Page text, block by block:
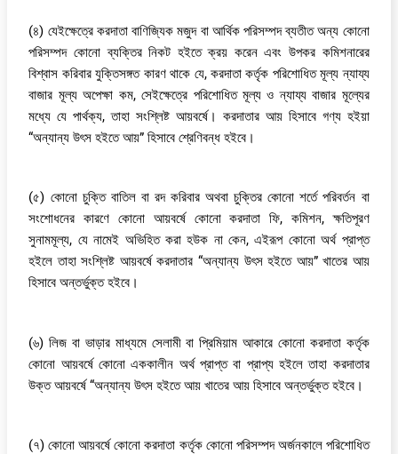
(৪) যেইক্ষেত্রে করদাতা বাণিজ্যিক মজুদ বা আর্থিক পরিসম্পদ ব্যতীত অন্য কোনো
পরিসম্পদ কোনো ব্যক্তির নিকট হইতে ক্রয় করেন এবং উপকর কমিশনারের
বিশ্বাস করিবার যুক্তিসঙ্গত কারণ থাকে যে, করদাতা কর্তৃক পরিশোধিত মূল্য ন্যায্য
বাজার মূল্য অপেক্ষা কম, সেইক্ষেত্রে পরিশোধিত মূল্য ও ন্যায্য বাজার মূল্যের
মধ্যে যে পার্থক্য, তাহা সংশ্লিষ্ট আয়বর্ষে। করদাতার আয় হিসাবে গণ্য হইয়া
“অন্যান্য উৎস হইতে আয়” হিসাবে শ্রেণিবন্ধ হইবে।
(৫) কোনো চুক্তি বাতিল বা রদ করিবার অথবা চুক্তির কোনো শর্তে পরিবর্তন বা
সংশোধনের কারণে কোনো আয়বর্ষে কোনো করদাতা ফি, কমিশন, ক্ষতিপূরণ
সুনামমূল্য, যে নামেই অভিহিত করা হউক না কেন, এইরূপ কোনো অর্থ প্রাপ্ত
হইলে তাহা সংশ্লিষ্ট আয়বর্ষে করদাতার “অন্যান্য উৎস হইতে আয়” খাতের আয়
হিসাবে অন্তর্ভুক্ত হইবে।
(৬) লিজ বা ভাড়ার মাধ্যমে সেলামী বা প্রিমিয়াম আকারে কোনো করদাতা কর্তৃক
কোনো আয়বর্ষে কোনো এককালীন অর্থ প্রাপ্ত বা প্রাপ্য হইলে তাহা করদাতার
উক্ত আয়বর্ষে “অন্যান্য উৎস হইতে আয় খাতের আয় হিসাবে অন্তর্ভুক্ত হইবে।
(৭) কোনো আয়বর্ষে কোনো করদাতা কর্তৃক কোনো পরিসম্পদ অর্জনকালে পরিশোধিত